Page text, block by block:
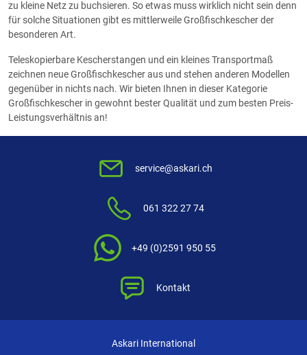
zu kleine Netz zu buchsieren. So etwas muss wirklich nicht sein denn
für solche Situationen gibt es mittlerweile Großfischkescher der
besonderen Art.
Teleskopierbare Kescherstangen und ein kleines Transportmaß
zeichnen neue Großfischkescher aus und stehen anderen Modellen
gegenüber in nichts nach. Wir bieten Ihnen in dieser Kategorie
Großfischkescher in gewohnt bester Qualität und zum besten Preis-
Leistungsverhältnis an!
service@askari.ch
061 322 27 74
+49 (0)2591 950 55
Kontakt
Askari International